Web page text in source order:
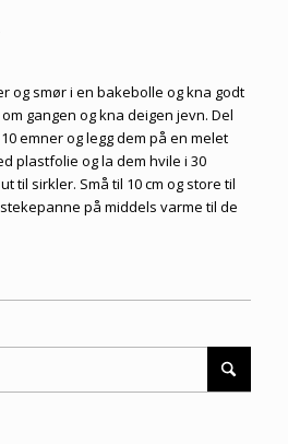
og smør i en bakebolle og kna godt
gangen og kna deigen jevn. Del
emner og legg dem på en melet
plastfolie og la dem hvile i 30
til sirkler. Små til 10 cm og store til
på middels varme til de